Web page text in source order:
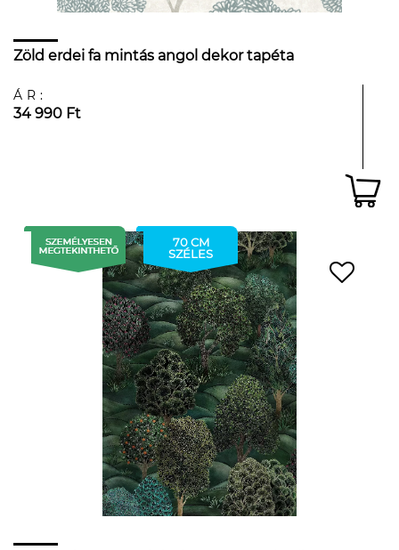
Zöld erdei fa mintás angol dekor tapéta
ÁR:
34 990 Ft
70 CM
SZÉLES